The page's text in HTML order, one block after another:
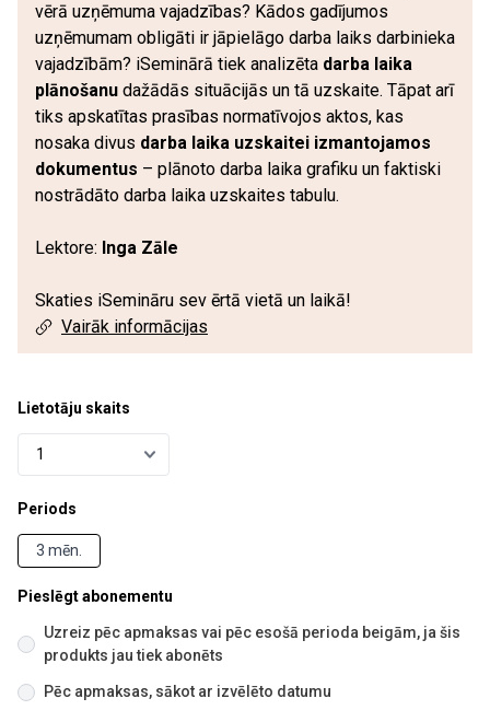
vērā uzņēmuma vajadzības? Kādos gadījumos
uzņēmumam obligāti ir jāpielāgo darba laiks darbinieka
vajadzībām? iSeminārā tiek analizēta darba laika
plānošanu dažādās situācijās un tā uzskaite. Tāpat arī
tiks apskatītas prasības normatīvojos aktos, kas
nosaka divus darba laika uzskaitei izmantojamos
dokumentus – plānoto darba laika grafiku un faktiski
nostrādāto darba laika uzskaites tabulu.
Lektore: Inga Zāle
Skaties iSemināru sev ērtā vietā un laikā!
Vairāk informācijas
Lietotāju skaits
Periods
3 mēn.
Pieslēgt abonementu
Uzreiz pēc apmaksas vai pēc esošā perioda beigām, ja šis
produkts jau tiek abonēts
Pēc apmaksas, sākot ar izvēlēto datumu